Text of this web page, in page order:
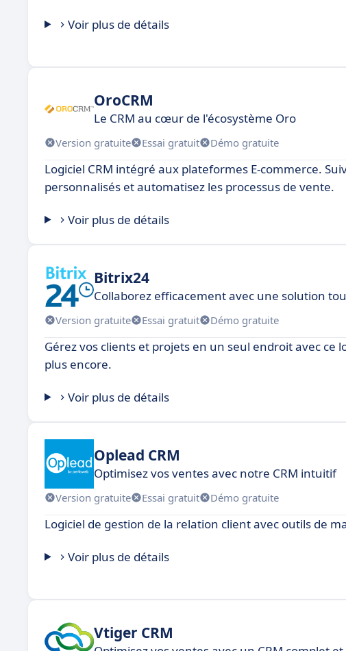
Voir plus de détails
OroCRM
Le CRM au cœur de l'écosystème Oro
Version gratuite Essai gratuit Démo gratuite
Logiciel CRM intégré aux plateformes E-commerce.
personnalisés et automatisez les processus de vente.
Voir plus de détails
Bitrix24
Collaborez efficacement avec une solution
Version gratuite Essai gratuit Démo gratuite
Gérez vos clients et projets en un seul endroit avec ce
plus encore.
Voir plus de détails
Oplead CRM
Optimisez vos ventes avec notre CRM intuitif
Version gratuite Essai gratuit Démo gratuite
Logiciel de gestion de la relation client avec outils de
Voir plus de détails
Vtiger CRM